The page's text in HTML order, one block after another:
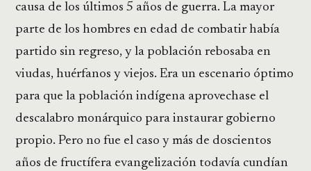
causa de los últimos 5 años de guerra. La mayor
parte de los hombres en edad de combatir había
partido sin regreso, y la población rebosaba en
viudas, huérfanos y viejos. Era un escenario óptimo
para que la población indígena aprovechase el
descalabro monárquico para instaurar gobierno
propio. Pero no fue el caso y más de doscientos
años de fructífera evangelización todavía cundían